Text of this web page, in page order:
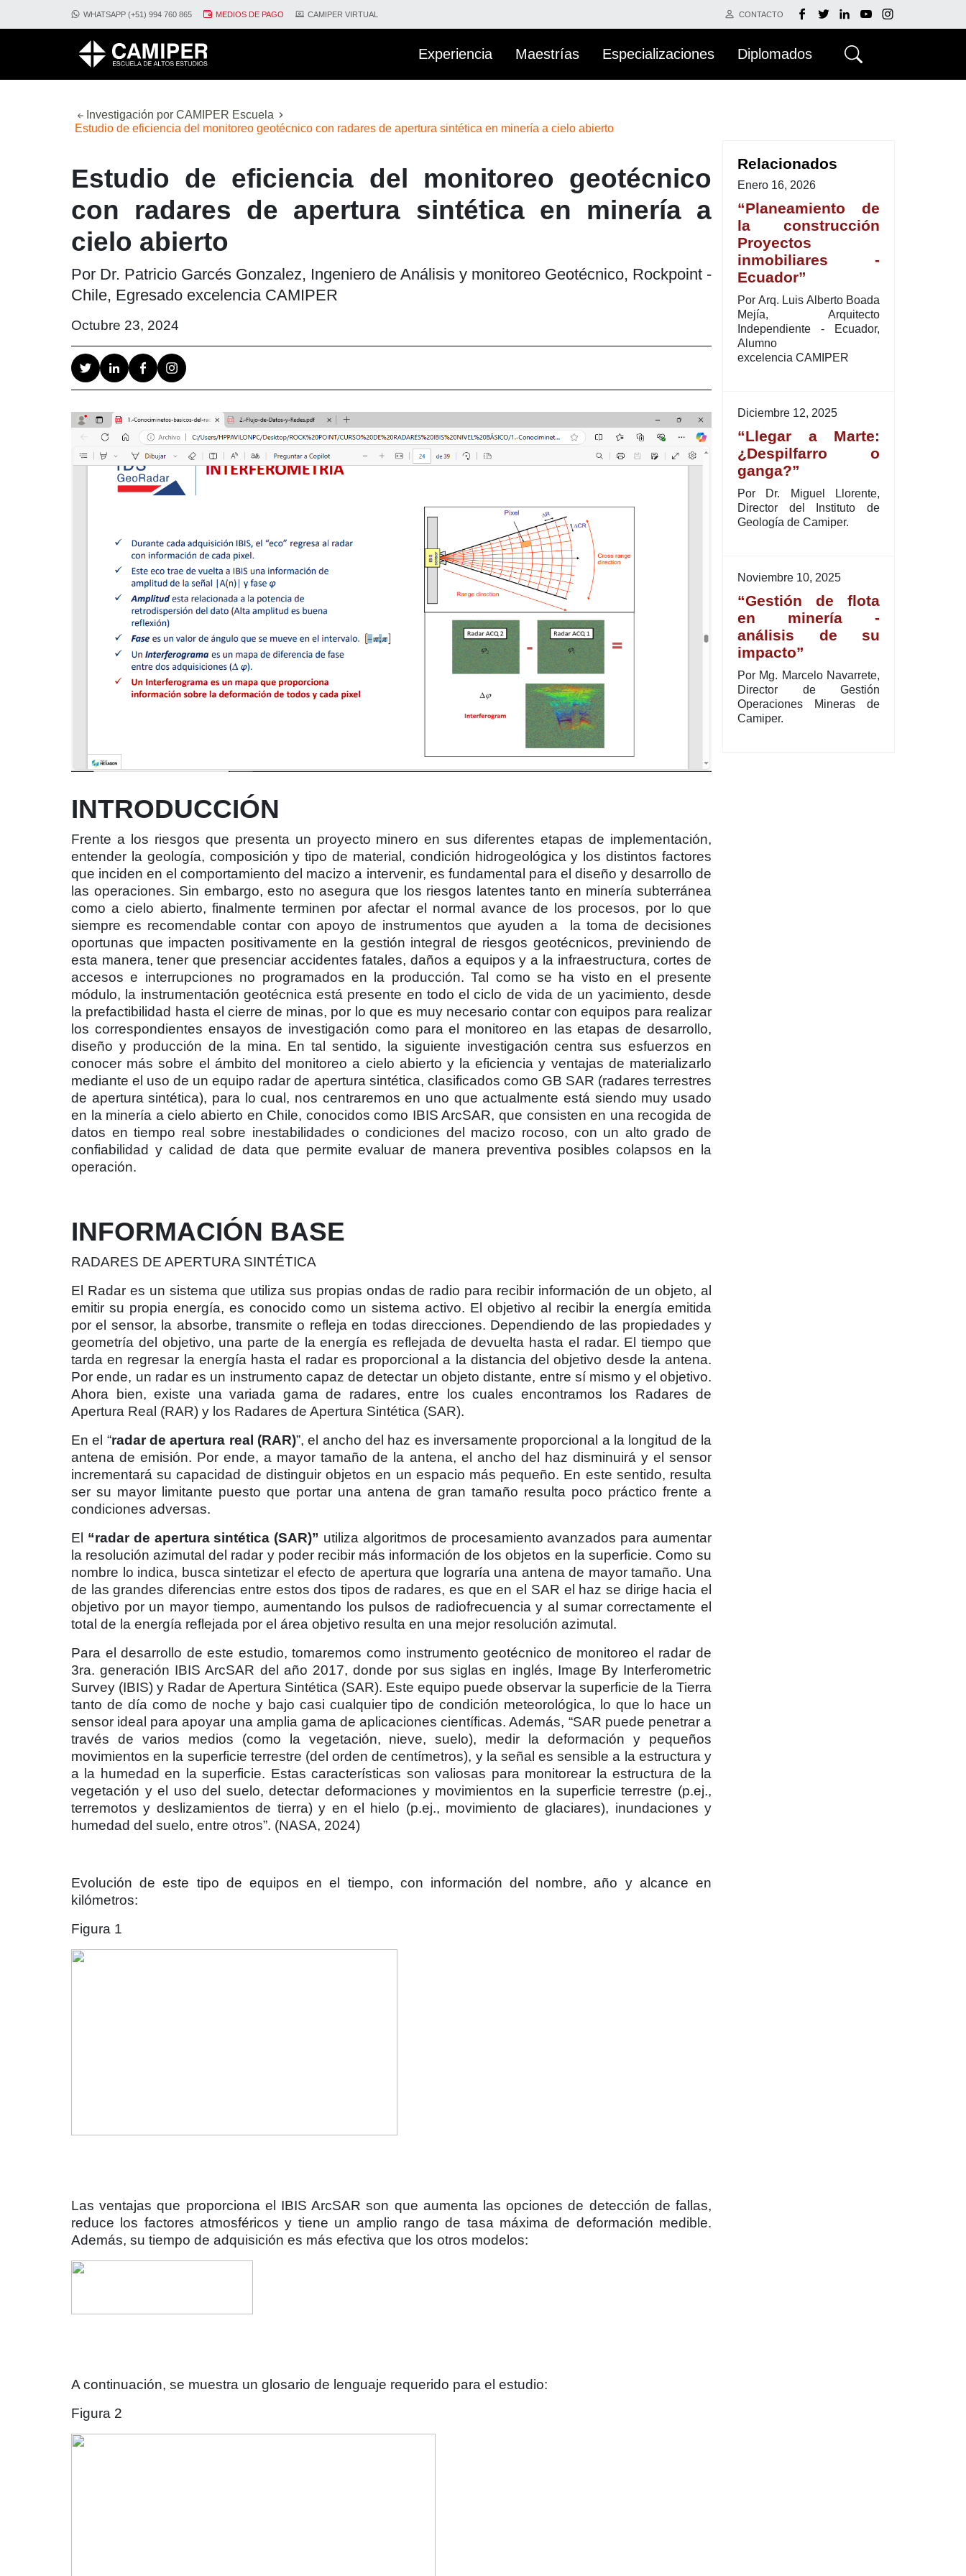
WHATSAPP (+51) 994 760 865 MEDIOS DE PAGO CAMIPER VIRTUAL CONTACTO
Experiencia Maestrías Especializaciones Diplomados
Investigación por CAMIPER Escuela
Estudio de eficiencia del monitoreo geotécnico con radares de apertura sintética en minería a cielo abierto
Estudio de eficiencia del monitoreo geotécnico
con radares de apertura sintética en minería a
cielo abierto
Por Dr. Patricio Garcés Gonzalez, Ingeniero de Análisis y monitoreo Geotécnico, Rockpoint -
Chile, Egresado excelencia CAMIPER
Octubre 23, 2024
INTRODUCCIÓN
Frente a los riesgos que presenta un proyecto minero en sus diferentes etapas de implementación,
entender la geología, composición y tipo de material, condición hidrogeológica y los distintos factores
que inciden en el comportamiento del macizo a intervenir, es fundamental para el diseño y desarrollo de
las operaciones. Sin embargo, esto no asegura que los riesgos latentes tanto en minería subterránea
como a cielo abierto, finalmente terminen por afectar el normal avance de los procesos, por lo que
siempre es recomendable contar con apoyo de instrumentos que ayuden a la toma de decisiones
oportunas que impacten positivamente en la gestión integral de riesgos geotécnicos, previniendo de
esta manera, tener que presenciar accidentes fatales, daños a equipos y a la infraestructura, cortes de
accesos e interrupciones no programados en la producción. Tal como se ha visto en el presente
módulo, la instrumentación geotécnica está presente en todo el ciclo de vida de un yacimiento, desde
la prefactibilidad hasta el cierre de minas, por lo que es muy necesario contar con equipos para realizar
los correspondientes ensayos de investigación como para el monitoreo en las etapas de desarrollo,
diseño y producción de la mina. En tal sentido, la siguiente investigación centra sus esfuerzos en
conocer más sobre el ámbito del monitoreo a cielo abierto y la eficiencia y ventajas de materializarlo
mediante el uso de un equipo radar de apertura sintética, clasificados como GB SAR (radares terrestres
de apertura sintética), para lo cual, nos centraremos en uno que actualmente está siendo muy usado
en la minería a cielo abierto en Chile, conocidos como IBIS ArcSAR, que consisten en una recogida de
datos en tiempo real sobre inestabilidades o condiciones del macizo rocoso, con un alto grado de
confiabilidad y calidad de data que permite evaluar de manera preventiva posibles colapsos en la
operación.
INFORMACIÓN BASE
RADARES DE APERTURA SINTÉTICA
El Radar es un sistema que utiliza sus propias ondas de radio para recibir información de un objeto, al
emitir su propia energía, es conocido como un sistema activo. El objetivo al recibir la energía emitida
por el sensor, la absorbe, transmite o refleja en todas direcciones. Dependiendo de las propiedades y
geometría del objetivo, una parte de la energía es reflejada de devuelta hasta el radar. El tiempo que
tarda en regresar la energía hasta el radar es proporcional a la distancia del objetivo desde la antena.
Por ende, un radar es un instrumento capaz de detectar un objeto distante, entre sí mismo y el objetivo.
Ahora bien, existe una variada gama de radares, entre los cuales encontramos los Radares de
Apertura Real (RAR) y los Radares de Apertura Sintética (SAR).
En el “radar de apertura real (RAR)”, el ancho del haz es inversamente proporcional a la longitud de la
antena de emisión. Por ende, a mayor tamaño de la antena, el ancho del haz disminuirá y el sensor
incrementará su capacidad de distinguir objetos en un espacio más pequeño. En este sentido, resulta
ser su mayor limitante puesto que portar una antena de gran tamaño resulta poco práctico frente a
condiciones adversas.
El “radar de apertura sintética (SAR)” utiliza algoritmos de procesamiento avanzados para aumentar
la resolución azimutal del radar y poder recibir más información de los objetos en la superficie. Como su
nombre lo indica, busca sintetizar el efecto de apertura que lograría una antena de mayor tamaño. Una
de las grandes diferencias entre estos dos tipos de radares, es que en el SAR el haz se dirige hacia el
objetivo por un mayor tiempo, aumentando los pulsos de radiofrecuencia y al sumar correctamente el
total de la energía reflejada por el área objetivo resulta en una mejor resolución azimutal.
Para el desarrollo de este estudio, tomaremos como instrumento geotécnico de monitoreo el radar de
3ra. generación IBIS ArcSAR del año 2017, donde por sus siglas en inglés, Image By Interferometric
Survey (IBIS) y Radar de Apertura Sintética (SAR). Este equipo puede observar la superficie de la Tierra
tanto de día como de noche y bajo casi cualquier tipo de condición meteorológica, lo que lo hace un
sensor ideal para apoyar una amplia gama de aplicaciones científicas. Además, “SAR puede penetrar a
través de varios medios (como la vegetación, nieve, suelo), medir la deformación y pequeños
movimientos en la superficie terrestre (del orden de centímetros), y la señal es sensible a la estructura y
a la humedad en la superficie. Estas características son valiosas para monitorear la estructura de la
vegetación y el uso del suelo, detectar deformaciones y movimientos en la superficie terrestre (p.ej.,
terremotos y deslizamientos de tierra) y en el hielo (p.ej., movimiento de glaciares), inundaciones y
humedad del suelo, entre otros”. (NASA, 2024)
Evolución de este tipo de equipos en el tiempo, con información del nombre, año y alcance en
kilómetros:
Figura 1
Las ventajas que proporciona el IBIS ArcSAR son que aumenta las opciones de detección de fallas,
reduce los factores atmosféricos y tiene un amplio rango de tasa máxima de deformación medible.
Además, su tiempo de adquisición es más efectiva que los otros modelos:
A continuación, se muestra un glosario de lenguaje requerido para el estudio:
Figura 2
Relacionados
Enero 16, 2026
“Planeamiento de
la construcción
Proyectos
inmobiliares -
Ecuador”
Por Arq. Luis Alberto Boada
Mejía, Arquitecto
Independiente - Ecuador,
Alumno
excelencia CAMIPER
Diciembre 12, 2025
“Llegar a Marte:
¿Despilfarro o
ganga?”
Por Dr. Miguel Llorente,
Director del Instituto de
Geología de Camiper.
Noviembre 10, 2025
“Gestión de flota
en minería -
análisis de su
impacto”
Por Mg. Marcelo Navarrete,
Director de Gestión
Operaciones Mineras de
Camiper.